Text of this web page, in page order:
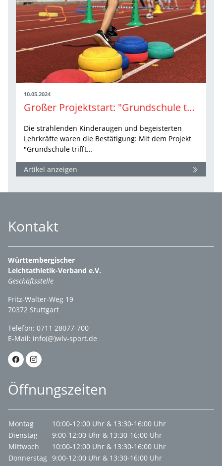
10.05.2024
Großer Projektstart: "Grundschule trifft Kinderleichtathletik" ist auf Tour
Die strahlenden Kinderaugen und begeisterten
Lehrkräfte waren die Bestätigung: Mit dem Projekt
"Grundschule trifft…
Artikel anzeigen
Kontakt
Württembergischer
Leichtathletik-Verband e.V.
Geschäftsstelle
Fritz-Walter-Weg 19
70372 Stuttgart
Telefon: 0711 28077-700
E-Mail: info(@)wlv-sport.de
Öffnungszeiten
Montag
10:00-12:00 Uhr & 13:30-16:00 Uhr
Dienstag
9:00-12:00 Uhr & 13:30-16:00 Uhr
Mittwoch
10:00-12:00 Uhr & 13:30-16:00 Uhr
Donnerstag 9:00-12:00 Uhr & 13:30-16:00 Uhr